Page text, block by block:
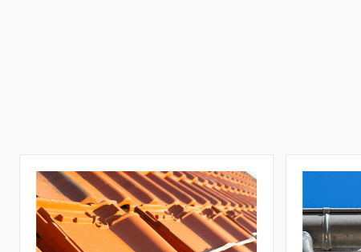
Réparation et
Rénovation de
Toiture